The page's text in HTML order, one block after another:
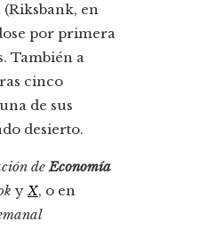
en
por primera
También a
cinco
de sus
desierto.
deEconomía
yX, o en